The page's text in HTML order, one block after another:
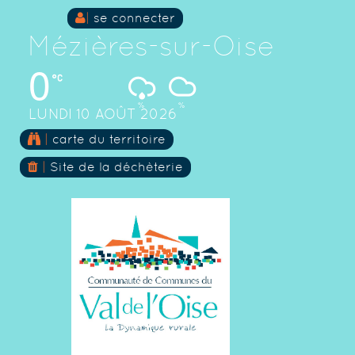
| se connecter
Mézières-sur-Oise
0 % %
LUNDI 10 AOÛT 2026
| carte du territoire
| Site de la déchèterie